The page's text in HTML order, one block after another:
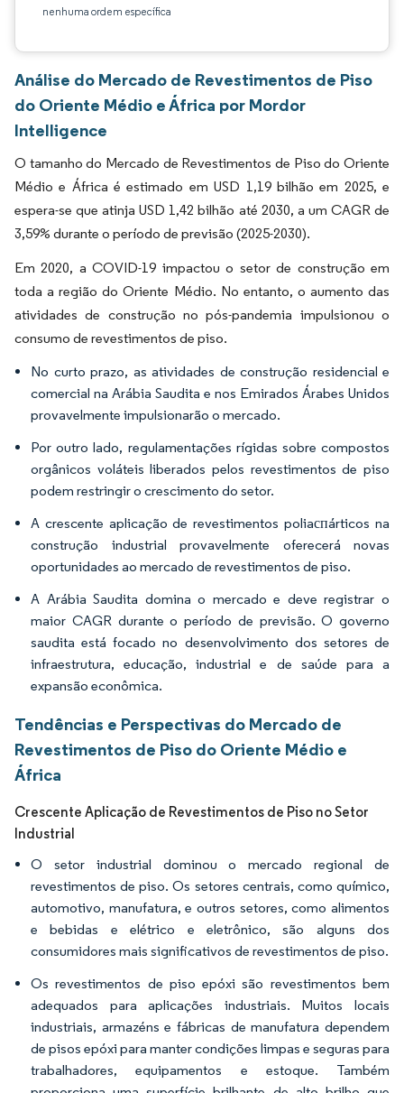
nenhuma ordem específica
Análise do Mercado de Revestimentos de Piso
do Oriente Médio e África por Mordor
Intelligence
O tamanho do Mercado de Revestimentos de Piso do Oriente
Médio e África é estimado em USD 1,19 bilhão em 2025, e
espera-se que atinja USD 1,42 bilhão até 2030, a um CAGR de
3,59% durante o período de previsão (2025-2030).
Em 2020, a COVID-19 impactou o setor de construção em
toda a região do Oriente Médio. No entanto, o aumento das
atividades de construção no pós-pandemia impulsionou o
consumo de revestimentos de piso.
No curto prazo, as atividades de construção residencial e
comercial na Arábia Saudita e nos Emirados Árabes Unidos
provavelmente impulsionarão o mercado.
Por outro lado, regulamentações rígidas sobre compostos
orgânicos voláteis liberados pelos revestimentos de piso
podem restringir o crescimento do setor.
A crescente aplicação de revestimentos poliaспárticos na
construção industrial provavelmente oferecerá novas
oportunidades ao mercado de revestimentos de piso.
A Arábia Saudita domina o mercado e deve registrar o
maior CAGR durante o período de previsão. O governo
saudita está focado no desenvolvimento dos setores de
infraestrutura, educação, industrial e de saúde para a
expansão econômica.
Tendências e Perspectivas do Mercado de
Revestimentos de Piso do Oriente Médio e
África
Crescente Aplicação de Revestimentos de Piso no Setor
Industrial
O setor industrial dominou o mercado regional de
revestimentos de piso. Os setores centrais, como químico,
automotivo, manufatura, e outros setores, como alimentos
e bebidas e elétrico e eletrônico, são alguns dos
consumidores mais significativos de revestimentos de piso.
Os revestimentos de piso epóxi são revestimentos bem
adequados para aplicações industriais. Muitos locais
industriais, armazéns e fábricas de manufatura dependem
de pisos epóxi para manter condições limpas e seguras para
trabalhadores, equipamentos e estoque. Também